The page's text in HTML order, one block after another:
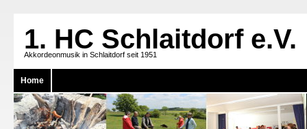
1. HC Schlaitdorf e.V.
Akkordeonmusik in Schlaitdorf seit 1951
Home